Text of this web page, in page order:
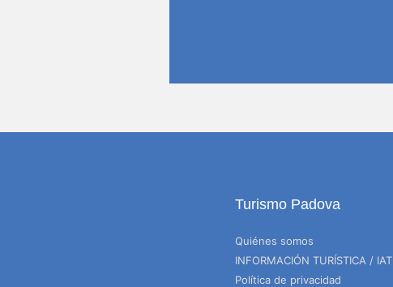
Turismo Padova
Quiénes somos
INFORMACIÓN TURÍSTICA / IAT
Política de privacidad